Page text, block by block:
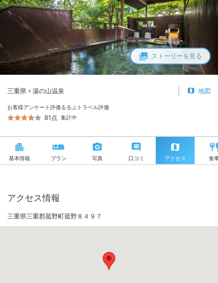
ストーリーを見る
三重県 湯の山温泉 地図
お客様アンケート評価
81点
るるぶトラベル評価
集計中
基本情報 プラン 写真 口コミ アクセス 食
アクセス情報
三重県三重郡菰野町菰野８４９７